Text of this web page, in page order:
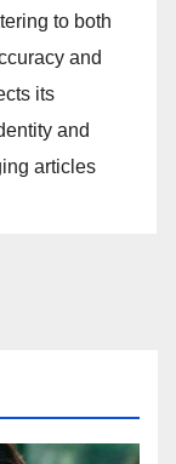
to both
and
its
and
articles